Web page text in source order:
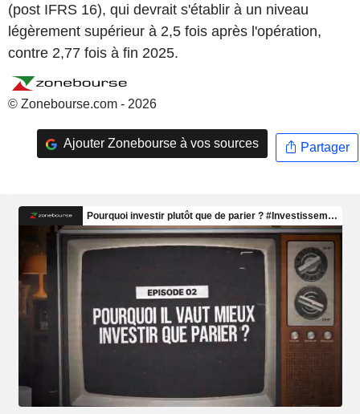
(post IFRS 16), qui devrait s'établir à un niveau
légèrement supérieur à 2,5 fois après l'opération,
contre 2,77 fois à fin 2025.
© Zonebourse.com - 2026
Ajouter Zonebourse à vos sources Partager